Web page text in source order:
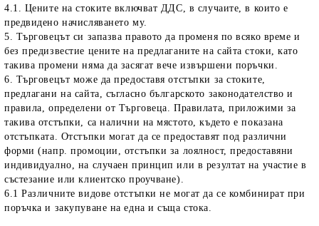
4.1. Цените на стоките включват ДДС, в случаите, в които е
предвидено начисляването му.
5. Търговецът си запазва правото да променя по всяко време и
без предизвестие цените на предлаганите на сайта стоки, като
такива промени няма да засягат вече извършени поръчки.
6. Търговецът може да предоставя отстъпки за стоките,
предлагани на сайта, съгласно българското законодателство и
правила, определени от Търговеца. Правилата, приложими за
такива отстъпки, са налични на мястото, където е показана
отстъпката. Отстъпки могат да се предоставят под различни
форми (напр. промоции, отстъпки за лоялност, предоставяни
индивидуално, на случаен принцип или в резултат на участие в
състезание или клиентско проучване).
6.1 Различните видове отстъпки не могат да се комбинират при
поръчка и закупуване на една и съща стока.